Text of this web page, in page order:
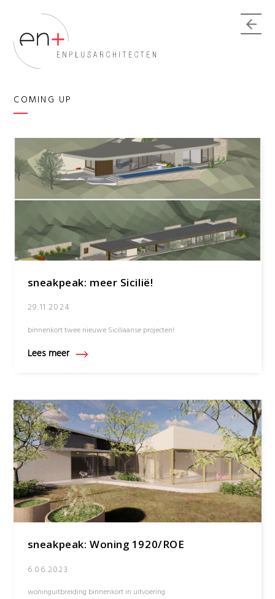
COMING UP
sneakpeak: meer Sicilië!
29.11.2024
binnenkort twee nieuwe Siciliaanse projecten!
Lees meer
sneakpeak: Woning 1920/ROE
6.06.2023
woninguitbreiding binnenkort in uitvoering